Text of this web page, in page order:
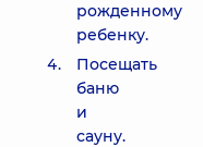
рожденному
ребенку.
Посещать
баню
и
сауну.